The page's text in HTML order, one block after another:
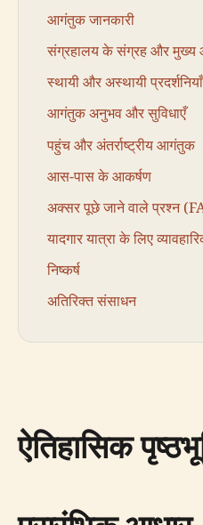
आगंतुक जानकारी
संग्रहालय के संग्रह और मुख्य
स्थायी और अस्थायी प्रदर्शनियाँ
आगंतुक अनुभव और सुविधाएँ
पहुंच और अंतर्राष्ट्रीय आगंतुक
आस-पास के आकर्षण
अक्सर पूछे जाने वाले प्रश्न
यादगार यात्रा के लिए
निष्कर्ष
अतिरिक्त संसाधन
ऐतिहासिक